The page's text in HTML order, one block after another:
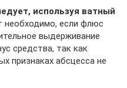
используя ватный
необходимо, если флюс
выдерживание
средства, так как
признаках абсцесса не